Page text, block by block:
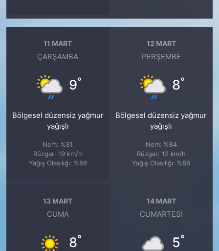
11 MART
ÇARŞAMBA
9°
Bölgesel düzensiz yağmur
yağışlı
Nem: %81
Rüzgar: 19 km/h
Yağış Olasılığı: %88
12 MART
PERŞEMBE
8°
Bölgesel düzensiz yağmur
yağışlı
Nem: %84
Rüzgar: 12 km/h
Yağış Olasılığı: %88
13 MART
CUMA
8°
14 MART
CUMARTESI
5°